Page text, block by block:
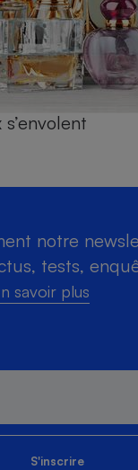
notre
tests,
savoir plus
S'inscrire